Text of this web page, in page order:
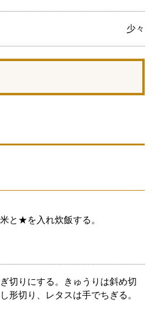
少々
と★を入れ炊飯する。
切りにする。きゅうりは斜め切
形切り、レタスは手でちぎる。